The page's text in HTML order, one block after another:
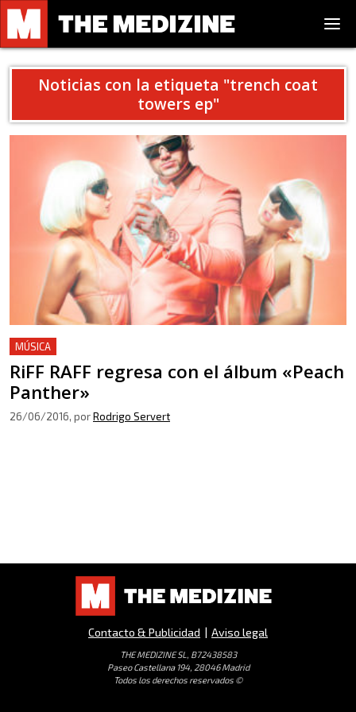
Noticias con la etiqueta "trench coat
towers ep"
MÚSICA
RiFF RAFF regresa con el álbum «Peach
Panther»
26/06/2016, porRodrigo Servert
Contacto & Publicidad | Aviso legal
THE MEDIZINE SL, B72438583
Paseo Castellana 194, 28046 Madrid
Todos los derechos reservados ©